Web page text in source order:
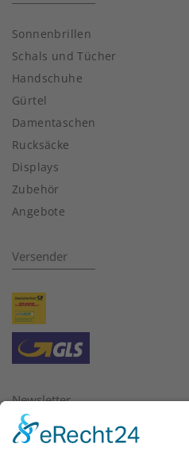
Sonnenbrillen
Schals und Tücher
Handschuhe
Gürtel
Damentaschen
Rucksäcke
Displays
Zubehör
Angebote
Versender
Newsletter
Bitte geben Sie hier die E-Mail